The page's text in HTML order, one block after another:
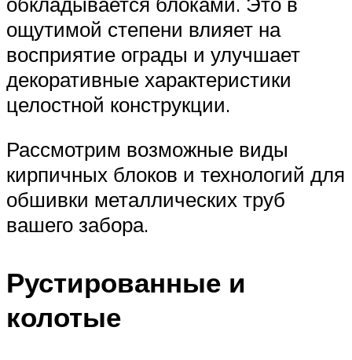
ощутимой степени влияет на
восприятие ограды и улучшает
декоративные характеристики
целостной конструкции.
Рассмотрим возможные виды
кирпичных блоков и технологий для
обшивки металлических труб
вашего забора.
Рустированные и
колотые